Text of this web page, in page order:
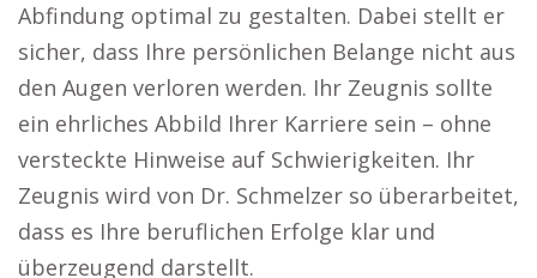
Abfindung optimal zu gestalten. Dabei stellt er
sicher, dass Ihre persönlichen Belange nicht aus
den Augen verloren werden. Ihr Zeugnis sollte
ein ehrliches Abbild Ihrer Karriere sein – ohne
versteckte Hinweise auf Schwierigkeiten. Ihr
Zeugnis wird von Dr. Schmelzer so überarbeitet,
dass es Ihre beruflichen Erfolge klar und
überzeugend darstellt.